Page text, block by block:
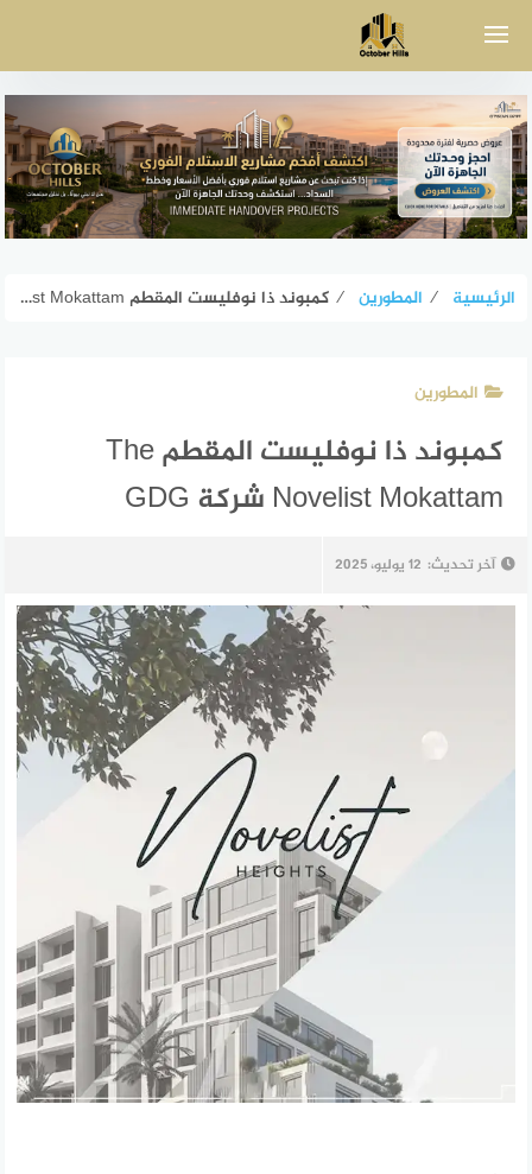
الرئيسية ⁄ المطورين ⁄ كمبوند ذا نوفليست المقطم The Novelist Mokattam شركة GDG
المطورين
كمبوند ذا نوفليست المقطم The
Novelist Mokattam شركة GDG
آخر تحديث: 12 يوليو، 2025